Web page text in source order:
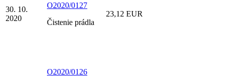
30. 10.
2020
O2020/0127
Čistenie prádla
23,12 EUR
O2020/0126